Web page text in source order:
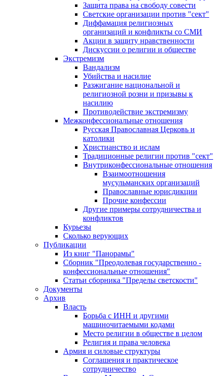
Защита права на свободу совести
Светские организации против "сект"
Диффамация религиозных
организаций и конфликты со СМИ
Акции в защиту нравственности
Дискуссии о религии и обществе
Экстремизм
Вандализм
Убийства и насилие
Разжигание национальной и
религиозной розни и призывы к
насилию
Противодействие экстремизму
Межконфессиональные отношения
Русская Православная Церковь и
католики
Христианство и ислам
Традиционные религии против "сект"
Внутриконфессиональные отношения
Взаимоотношения
мусульманских организаций
Православные юрисдикции
Прочие конфессии
Другие примеры сотрудничества и
конфликтов
Курьезы
Сколько верующих
Публикации
Из книг "Панорамы"
Сборник "Преодолевая государственно -
конфессиональные отношения"
Статьи сборника "Пределы светскости"
Документы
Архив
Власть
Борьба с ИНН и другими
машиночитаемыми кодами
Место религии в обществе в целом
Религия и права человека
Армия и силовые структуры
Соглашения и практическое
сотрудничество